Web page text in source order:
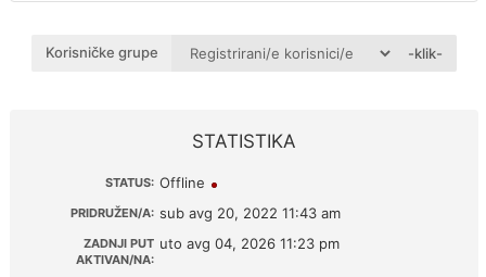
Korisničke grupe -klik-
STATISTIKA
STATUS: Offline
PRIDRUŽEN/A: sub avg 20, 2022 11:43 am
ZADNJI PUT
AKTIVAN/NA:
uto avg 04, 2026 11:23 pm